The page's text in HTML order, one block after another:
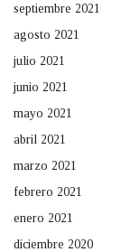
septiembre 2021
agosto 2021
julio 2021
junio 2021
mayo 2021
abril 2021
marzo 2021
febrero 2021
enero 2021
diciembre 2020